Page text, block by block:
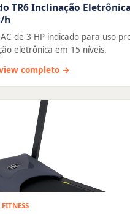
TR6 Inclinação
h
de 3 HP indicado para uso
eletrônica em 15 níveis.
completo →